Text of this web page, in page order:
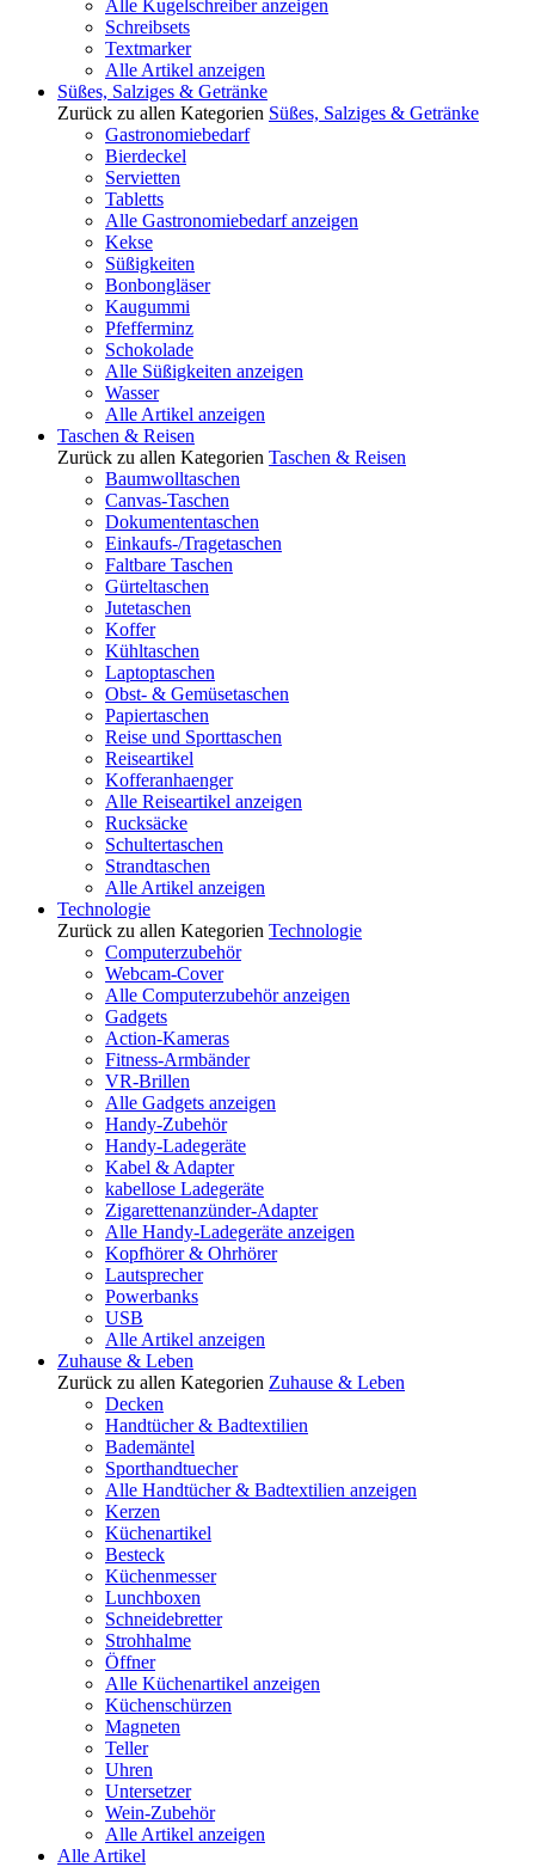
Alle Kugelschreiber anzeigen
Schreibsets
Textmarker
Alle Artikel anzeigen
Süßes, Salziges & Getränke
Zurück zu allen Kategorien Süßes, Salziges & Getränke
Gastronomiebedarf
Bierdeckel
Servietten
Tabletts
Alle Gastronomiebedarf anzeigen
Kekse
Süßigkeiten
Bonbongläser
Kaugummi
Pfefferminz
Schokolade
Alle Süßigkeiten anzeigen
Wasser
Alle Artikel anzeigen
Taschen & Reisen
Zurück zu allen Kategorien Taschen & Reisen
Baumwolltaschen
Canvas-Taschen
Dokumententaschen
Einkaufs-/Tragetaschen
Faltbare Taschen
Gürteltaschen
Jutetaschen
Koffer
Kühltaschen
Laptoptaschen
Obst- & Gemüsetaschen
Papiertaschen
Reise und Sporttaschen
Reiseartikel
Kofferanhaenger
Alle Reiseartikel anzeigen
Rucksäcke
Schultertaschen
Strandtaschen
Alle Artikel anzeigen
Technologie
Zurück zu allen Kategorien Technologie
Computerzubehör
Webcam-Cover
Alle Computerzubehör anzeigen
Gadgets
Action-Kameras
Fitness-Armbänder
VR-Brillen
Alle Gadgets anzeigen
Handy-Zubehör
Handy-Ladegeräte
Kabel & Adapter
kabellose Ladegeräte
Zigarettenanzünder-Adapter
Alle Handy-Ladegeräte anzeigen
Kopfhörer & Ohrhörer
Lautsprecher
Powerbanks
USB
Alle Artikel anzeigen
Zuhause & Leben
Zurück zu allen Kategorien Zuhause & Leben
Decken
Handtücher & Badtextilien
Bademäntel
Sporthandtuecher
Alle Handtücher & Badtextilien anzeigen
Kerzen
Küchenartikel
Besteck
Küchenmesser
Lunchboxen
Schneidebretter
Strohhalme
Öffner
Alle Küchenartikel anzeigen
Küchenschürzen
Magneten
Teller
Uhren
Untersetzer
Wein-Zubehör
Alle Artikel anzeigen
Alle Artikel